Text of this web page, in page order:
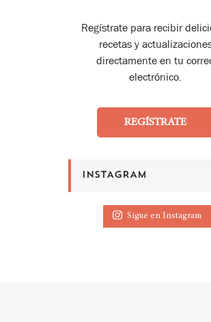
Regístrate para recibir
recetas y
directamente en tu
electrónico.
REGÍSTRATE
INSTAGRAM
Sigue en Instagram